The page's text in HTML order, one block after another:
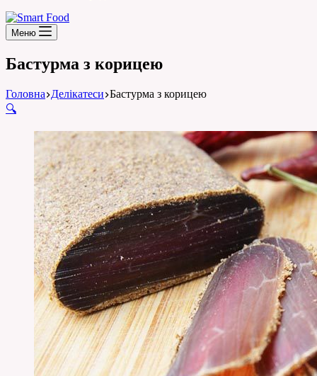
Меню
Бастурма з корицею
Головна Делікатеси Бастурма з корицею
🔍